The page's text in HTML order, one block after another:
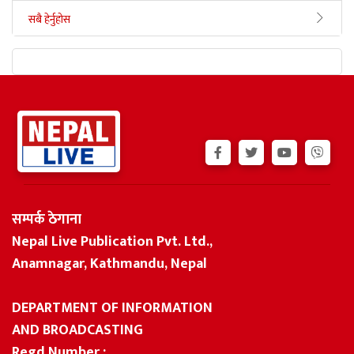
सबै हेर्नुहोस
सम्पर्क ठेगाना
Nepal Live Publication Pvt. Ltd.,
Anamnagar, Kathmandu, Nepal
DEPARTMENT OF INFORMATION
AND BROADCASTING